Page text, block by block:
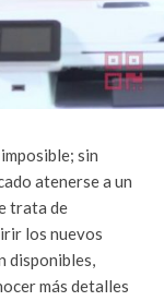
sin
atenerse a un
trata de
los nuevos
disponibles,
más detalles